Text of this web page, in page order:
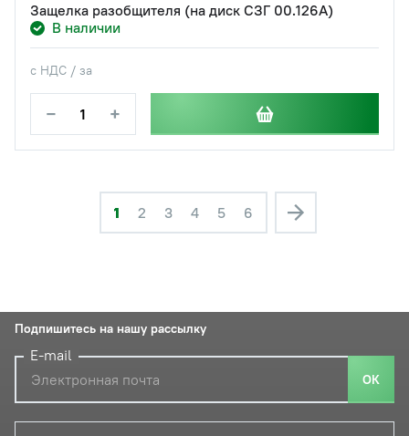
Защелка разобщителя (на диск СЗГ 00.126А)
В наличии
с НДС / за
− +
1 2 3 4 5 6
Подпишитесь на нашу рассылку
E-mail
ОК